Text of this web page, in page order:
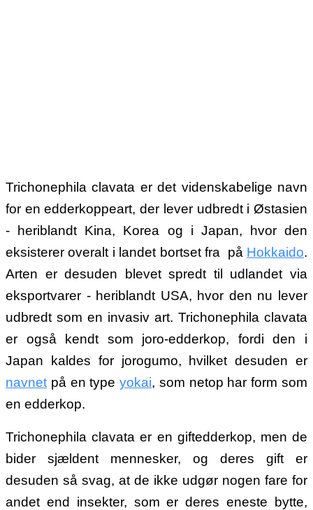
Trichonephila clavata er det videnskabelige navn
for en edderkoppeart, der lever udbredt i Østasien
- heriblandt Kina, Korea og i Japan, hvor den
eksisterer overalt i landet bortset fra på Hokkaido.
Arten er desuden blevet spredt til udlandet via
eksportvarer - heriblandt USA, hvor den nu lever
udbredt som en invasiv art. Trichonephila clavata
er også kendt som joro-edderkop, fordi den i
Japan kaldes for jorogumo, hvilket desuden er
navnet på en typeyokai, som netop har form som
en edderkop.
Trichonephila clavata er en giftedderkop, men de
bider sjældent mennesker, og deres gift er
desuden så svag, at de ikke udgør nogen fare for
andet end insekter, som er deres eneste bytte,